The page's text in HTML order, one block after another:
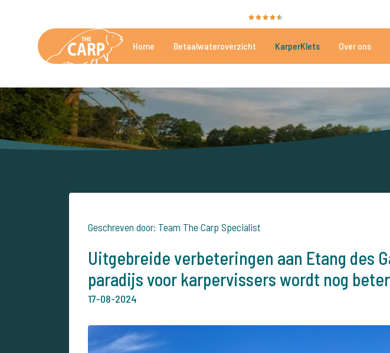
Home Betaalwateroverzicht KarperKlets Over ons
Geschreven door: Team The Carp Specialist
Uitgebreide verbeteringen aan Etang des
paradijs voor karpervissers wordt nog
17-08-2024